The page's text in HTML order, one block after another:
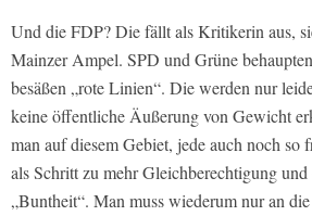
Und die FDP? Die fällt als Kritikerin aus,
Mainzer Ampel. SPD und Grüne
besäßen „rote Linien“. Die werden nur
keine öffentliche Äußerung von Gewicht
man auf diesem Gebiet, jede auch noch
als Schritt zu mehr Gleichberechtigung
„Buntheit“. Man muss wiederum nur an